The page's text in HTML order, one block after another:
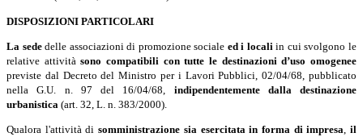
DISPOSIZIONI PARTICOLARI
La sededelle associazioni di promozione sociale ed i localiin cui svolgono le
relative attivitàsono compatibili con tutte le destinazioni d’uso omogenee
previste dal Decreto del Ministro per i Lavori Pubblici, 02/04/68, pubblicato
nella G.U. n. 97 del 16/04/68, indipendentemente dalla destinazione
urbanistica (art. 32, L. n. 383/2000).
Qualora l'attività disomministrazione sia esercitata in forma di impresa,il